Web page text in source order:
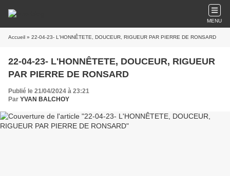
MENU
Accueil » 22-04-23- L'HONNÊTETE, DOUCEUR, RIGUEUR PAR PIERRE DE RONSARD
22-04-23- L'HONNÊTETE, DOUCEUR, RIGUEUR
PAR PIERRE DE RONSARD
Publié le 21/04/2024 à 23:21
Par YVAN BALCHOY